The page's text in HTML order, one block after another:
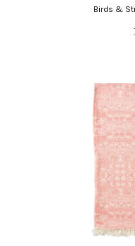
Birds &